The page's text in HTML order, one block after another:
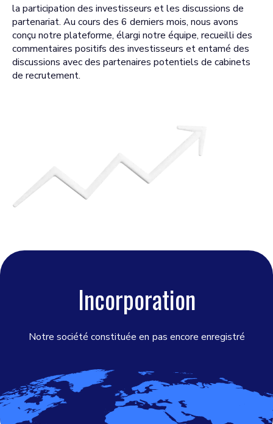
la participation des investisseurs et les discussions de
partenariat. Au cours des 6 derniers mois, nous avons
conçu notre plateforme, élargi notre équipe, recueilli des
commentaires positifs des investisseurs et entamé des
discussions avec des partenaires potentiels de cabinets
de recrutement.
Incorporation
Notre société constituée en pas encore enregistré